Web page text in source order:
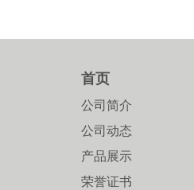
首页
公司简介
公司动态
产品展示
荣誉证书